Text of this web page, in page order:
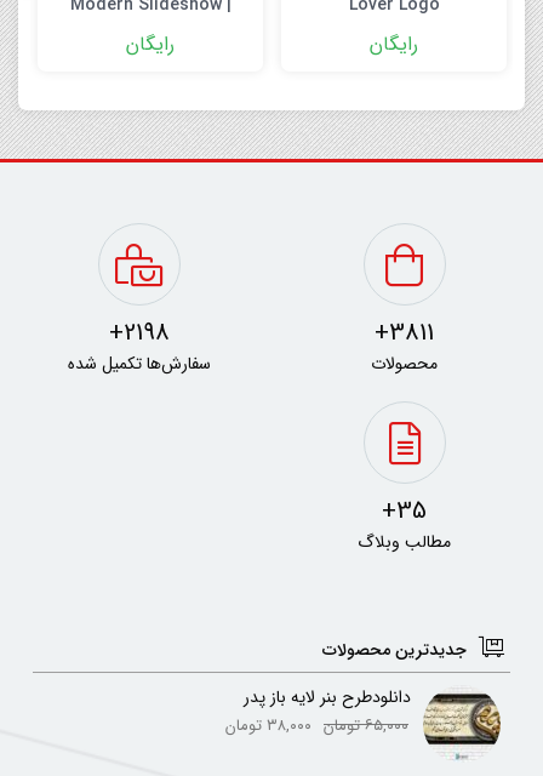
رایگان
Premiere Pro
رایگان
3811+
محصولات
2198+
سفارش‌ها تکمیل شده
35+
مطالب وبلاگ
جدیدترین محصولات
دانلودطرح بنر لایه باز پدر
۶۵,۰۰۰تومان ۳۸,۰۰۰تومان